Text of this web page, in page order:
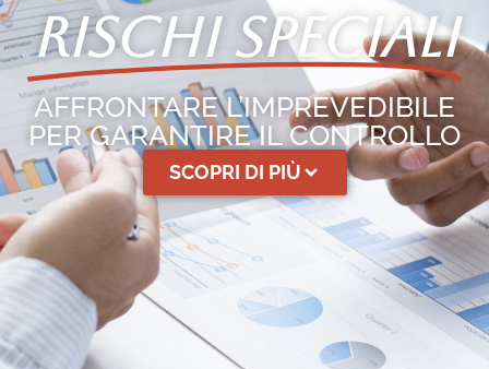
SCOPRI DI PIÙ
RISCHI SPECIALI
AFFRONTARE L’IMPREVEDIBILE
PER GARANTIRE IL CONTROLLO